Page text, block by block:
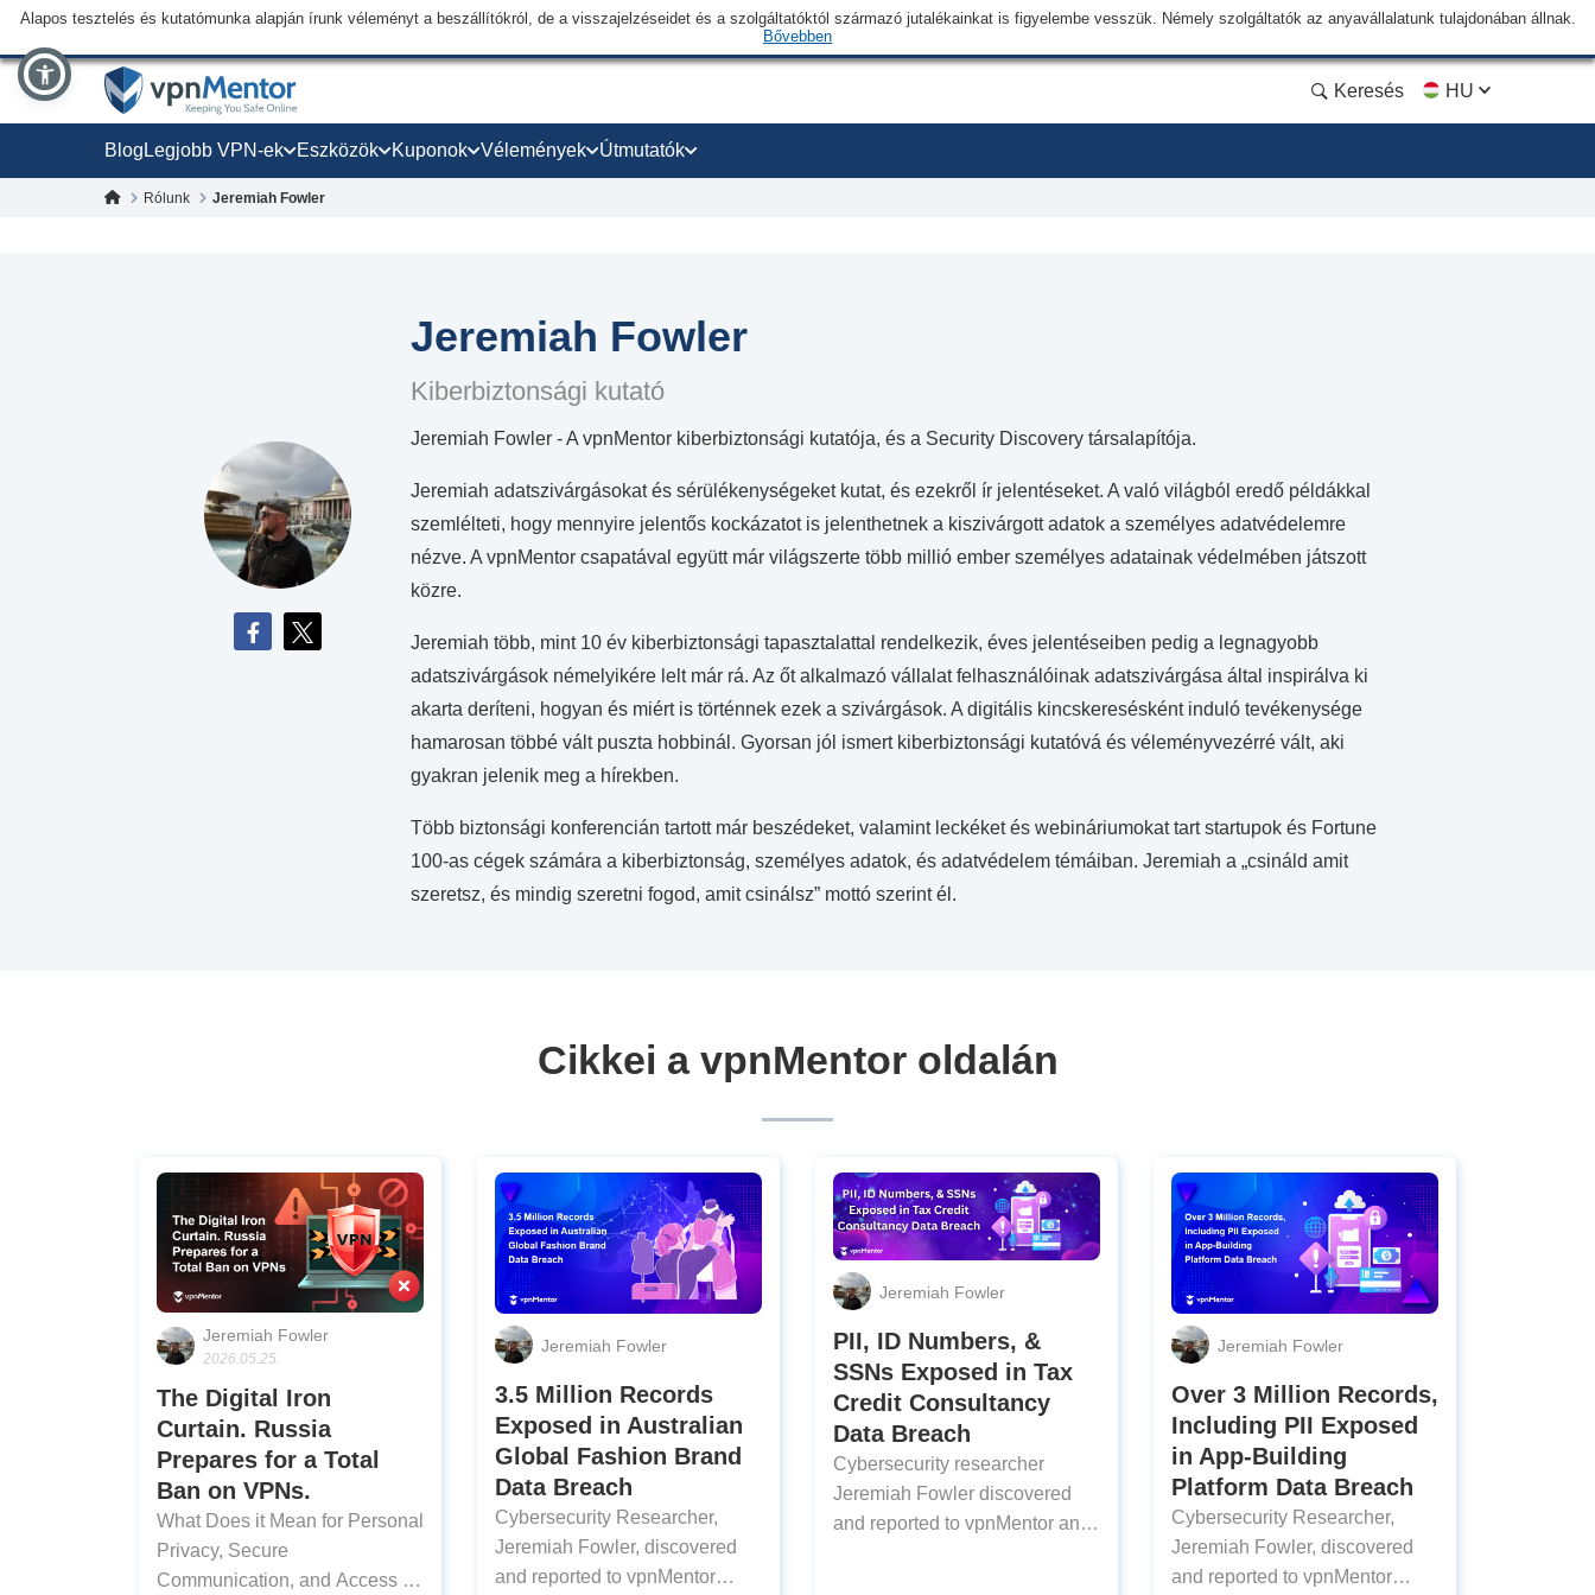
Alapos tesztelés és kutatómunka alapján írunk véleményt a beszállítókról, de a visszajelzéseidet és a szolgáltatóktól származó jutalékainkat is figyelembe vesszük. Némely szolgáltatók az anyavállalatunk tulajdonában állnak.
Bővebben
Keresés HU
Blog Legjobb VPN-ek Eszközök Kuponok Vélemények Útmutatók
Rólunk Jeremiah Fowler
Jeremiah Fowler
Kiberbiztonsági kutató
Jeremiah Fowler - A vpnMentor kiberbiztonsági kutatója, és a Security Discovery társalapítója.
Jeremiah adatszivárgásokat és sérülékenységeket kutat, és ezekről ír jelentéseket. A való világból eredő példákkal
szemlélteti, hogy mennyire jelentős kockázatot is jelenthetnek a kiszivárgott adatok a személyes adatvédelemre
nézve. A vpnMentor csapatával együtt már világszerte több millió ember személyes adatainak védelmében játszott
közre.
Jeremiah több, mint 10 év kiberbiztonsági tapasztalattal rendelkezik, éves jelentéseiben pedig a legnagyobb
adatszivárgások némelyikére lelt már rá. Az őt alkalmazó vállalat felhasználóinak adatszivárgása által inspirálva ki
akarta deríteni, hogyan és miért is történnek ezek a szivárgások. A digitális kincskeresésként induló tevékenysége
hamarosan többé vált puszta hobbinál. Gyorsan jól ismert kiberbiztonsági kutatóvá és véleményvezérré vált, aki
gyakran jelenik meg a hírekben.
Több biztonsági konferencián tartott már beszédeket, valamint leckéket és webináriumokat tart startupok és Fortune
100-as cégek számára a kiberbiztonság, személyes adatok, és adatvédelem témáiban. Jeremiah a „csináld amit
szeretsz, és mindig szeretni fogod, amit csinálsz” mottó szerint él.
Cikkei a vpnMentor oldalán
Jeremiah Fowler
2026.05.25.
The Digital Iron
Curtain. Russia
Prepares for a Total
Ban on VPNs.
What Does it Mean for Personal
Privacy, Secure
Communication, and Access to
Jeremiah Fowler
3.5 Million Records
Exposed in Australian
Global Fashion Brand
Data Breach
Cybersecurity Researcher,
Jeremiah Fowler, discovered
and reported to vpnMentor
Jeremiah Fowler
PII, ID Numbers, &
SSNs Exposed in Tax
Credit Consultancy
Data Breach
Cybersecurity researcher
Jeremiah Fowler discovered
and reported to vpnMentor an
Jeremiah Fowler
Over 3 Million Records,
Including PII Exposed
in App-Building
Platform Data Breach
Cybersecurity Researcher,
Jeremiah Fowler, discovered
and reported to vpnMentor